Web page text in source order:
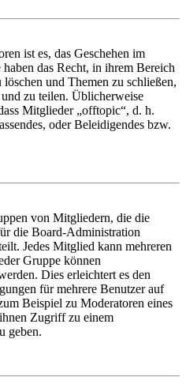
ist es, das Geschehen im
das Recht, in ihrem Bereich
und Themen zu schließen,
zu teilen. Üblicherweise
Mitglieder „offtopic“, d. h.
oder Beleidigendes bzw.
von Mitgliedern, die die
die Board-Administration
Jedes Mitglied kann mehreren
Gruppe können
Dies erleichtert es den
für mehrere Benutzer auf
Beispiel zu Moderatoren eines
Zugriff zu einem
geben.